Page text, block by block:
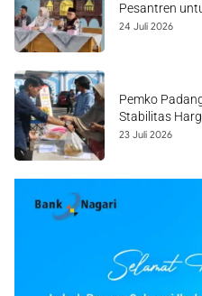
Pesantren
24 Juli 2026
Pemko
Stabilitas
23 Juli 2026